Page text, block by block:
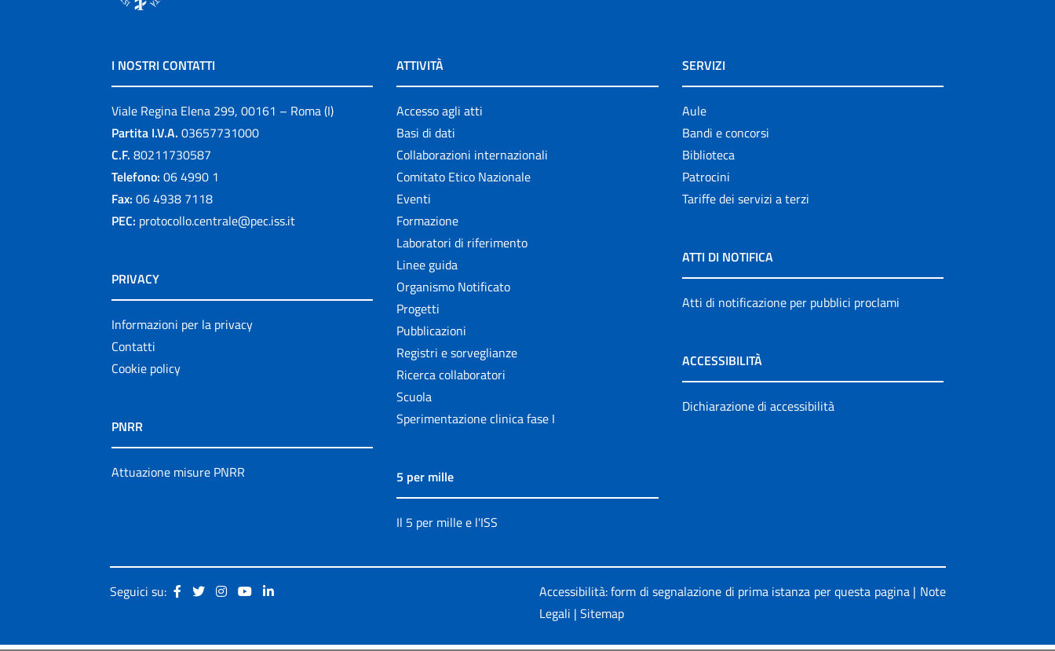
I NOSTRI CONTATTI
Viale Regina Elena 299, 00161 – Roma (I)
Partita I.V.A. 03657731000
C.F. 80211730587
Telefono: 06 4990 1
Fax: 06 4938 7118
PEC: protocollo.centrale@pec.iss.it
PRIVACY
Informazioni per la privacy
Contatti
Cookie policy
PNRR
Attuazione misure PNRR
ATTIVITÀ
Accesso agli atti
Basi di dati
Collaborazioni internazionali
Comitato Etico Nazionale
Eventi
Formazione
Laboratori di riferimento
Linee guida
Organismo Notificato
Progetti
Pubblicazioni
Registri e sorveglianze
Ricerca collaboratori
Scuola
Sperimentazione clinica fase I
5 per mille
Il 5 per mille e l'ISS
SERVIZI
Aule
Bandi e concorsi
Biblioteca
Patrocini
Tariffe dei servizi a terzi
ATTI DI NOTIFICA
Atti di notificazione per pubblici proclami
ACCESSIBILITÀ
Dichiarazione di accessibilità
Seguici su: Accessibilità: form di segnalazione di prima istanza per questa pagina| Note
Legali | Sitemap